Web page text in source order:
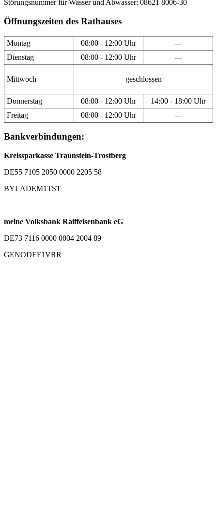
Störungsnummer für Wasser und Abwasser: 08621 8006-30
Öffnungszeiten des Rathauses
Montag 08:00 - 12:00 Uhr
---
Dienstag
08:00 - 12:00 Uhr ---
Mittwoch geschlossen
Donnerstag 08:00 - 12:00 Uhr
14:00 - 18:00 Uhr
Freitag
08:00 - 12:00 Uhr ---
Bankverbindungen:
Kreissparkasse Traunstein-Trostberg
DE55 7105 2050 0000 2205 58
BYLADEM1TST
meine Volksbank Raiffeisenbank eG
DE73 7116 0000 0004 2004 89
GENODEF1VRR